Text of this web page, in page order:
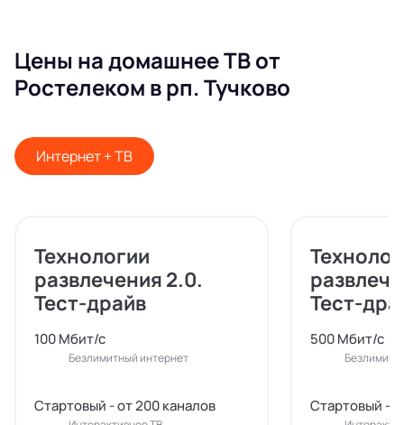
Цены на домашнее ТВ от
Ростелеком в рп. Тучково
Интернет + ТВ
Технологии
развлечения 2.0.
Тест-драйв
100 Мбит/с
Безлимитный интернет
Стартовый - от 200 каналов
Тест-
500 Мбит/с
Стартовый -